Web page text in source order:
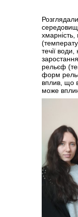
течії
рельєф
форм
вплив, що
може